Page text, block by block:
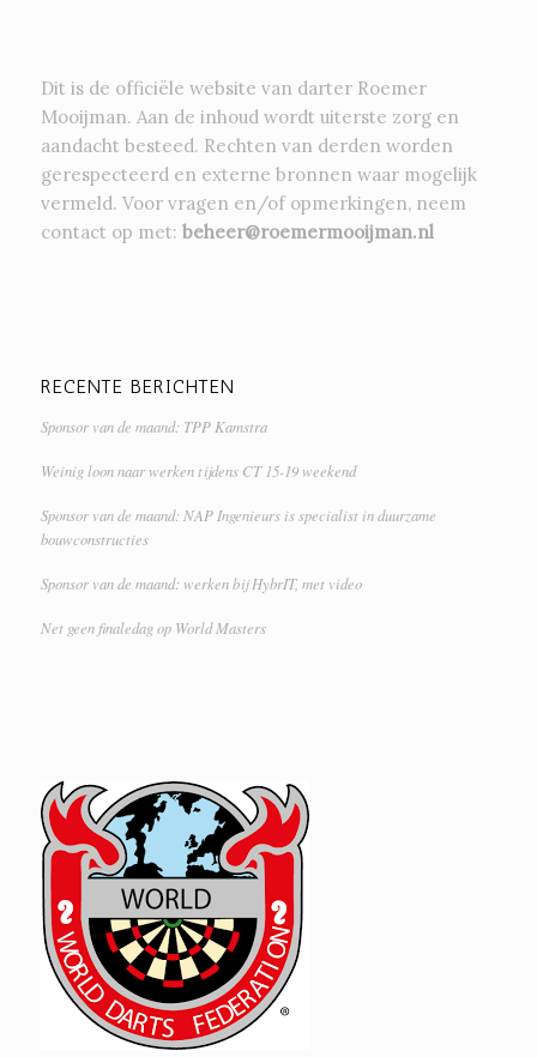
Dit is de officiële website van darter Roemer
Mooijman. Aan de inhoud wordt uiterste zorg en
aandacht besteed. Rechten van derden worden
gerespecteerd en externe bronnen waar mogelijk
vermeld. Voor vragen en/of opmerkingen, neem
contact op met: beheer@roemermooijman.nl
RECENTE BERICHTEN
Sponsor van de maand: TPP Kamstra
Weinig loon naar werken tijdens CT 15-19 weekend
Sponsor van de maand: NAP Ingenieurs is specialist in duurzame
bouwconstructies
Sponsor van de maand: werken bij HybrIT, met video
Net geen finaledag op World Masters